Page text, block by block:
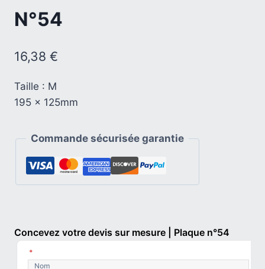
N°54
16,38 €
Taille : M
195 x 125mm
Commande sécurisée garantie
Concevez votre devis sur mesure | Plaque n°54
*